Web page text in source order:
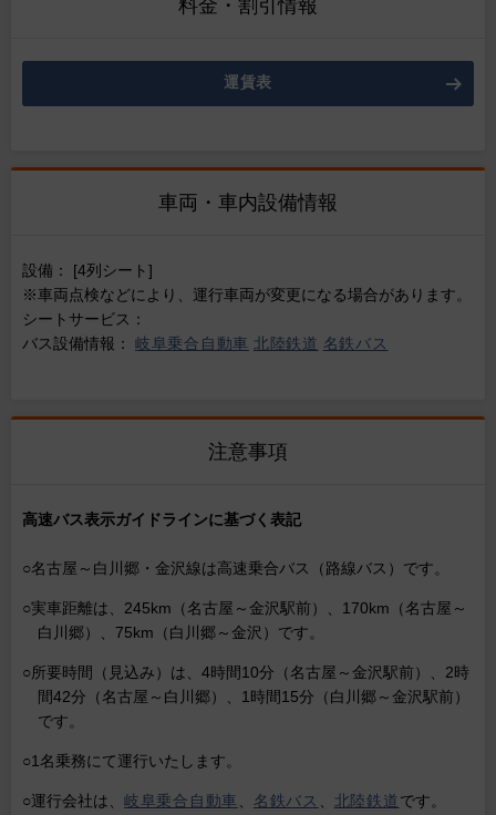
料金・割引情報
運賃表
車両・車内設備情報
設備： [4列シート]
※車両点検などにより、運行車両が変更になる場合があります。
シートサービス：
バス設備情報： 岐阜乗合自動車 北陸鉄道 名鉄バス
注意事項
高速バス表示ガイドラインに基づく表記
○名古屋～白川郷・金沢線は高速乗合バス（路線バス）です。
○実車距離は、245km（名古屋～金沢駅前）、170km（名古屋～
白川郷）、75km（白川郷～金沢）です。
○所要時間（見込み）は、4時間10分（名古屋～金沢駅前）、2時
間42分（名古屋～白川郷）、1時間15分（白川郷～金沢駅前）
です。
○1名乗務にて運行いたします。
○運行会社は、 岐阜乗合自動車 名鉄バス 北陸鉄道です。